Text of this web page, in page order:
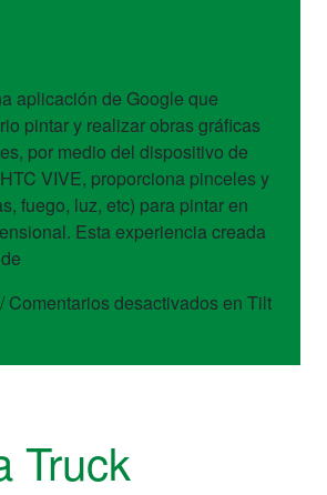
aplicación de Google que
pintar y realizar obras gráficas
por medio del dispositivo de
VIVE, proporciona pinceles y
fuego, luz, etc) para pintar en
Esta experiencia creada
/ Comentarios desactivadosen Tilt
Truck